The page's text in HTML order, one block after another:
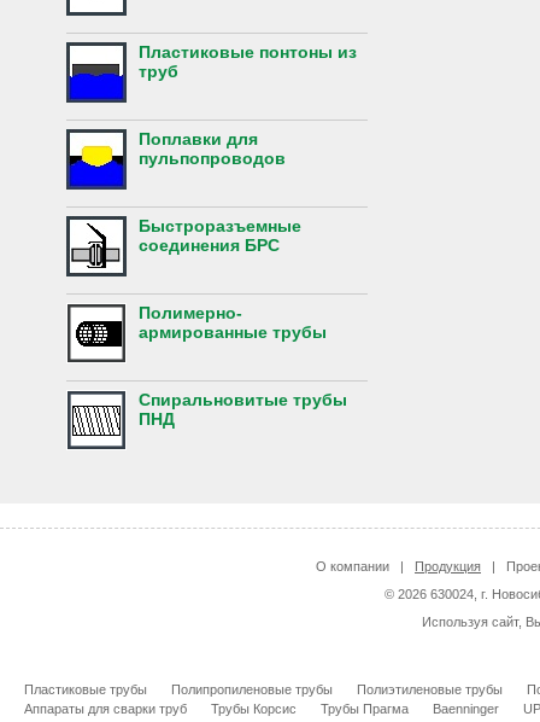
Пластиковые понтоны из
труб
Поплавки для
пульпопроводов
Быстроразъемные
соединения БРС
Полимерно-
армированные трубы
Спиральновитые трубы
ПНД
О компании | Продукция |
© 2026 630024, г.
Используя сайт,
Пластиковые трубы Полипропиленовые трубы Полиэтиленовые трубы
Аппараты для сварки труб
Трубы Корсис Трубы Прагма Baenninger